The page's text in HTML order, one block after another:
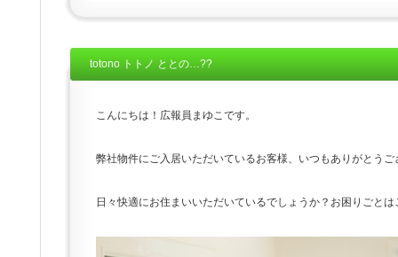
totono トトノ ととの…??
こんにちは！広報員まゆこです。
弊社物件にご入居いただいているお客様、いつもありがとうご
日々快適にお住まいいただいているでしょうか？お困りごと